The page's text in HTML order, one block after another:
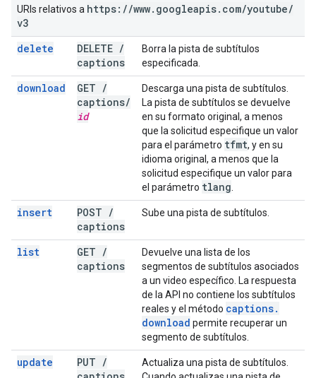
URIs relativos a https: //www. googleapis. com/youtube/
v3
delete
DELETE /
captions
Borra la pista de subtítulos
especificada.
download GET /
captions/
id
Descarga una pista de subtítulos.
La pista de subtítulos se devuelve
en su formato original, a menos
que la solicitud especifique un valor
para el parámetro tfmt, y en su
idioma original, a menos que la
solicitud especifique un valor para
el parámetro tlang
insert POST /
captions
Sube una pista de subtítulos.
list GET /
captions
Devuelve una lista de los
segmentos de subtítulos asociados
a un video específico. La respuesta
de la API no contiene los subtítulos
reales y el método captions.
download permite recuperar un
segmento de subtítulos.
update PUT /
Actualiza una pista de subtítulos.